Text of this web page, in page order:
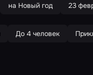
на Новый год 23
До 4 человек